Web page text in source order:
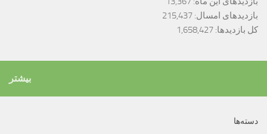
بازدیدهای امسال: 215,437
کل بازدیدها: 1,658,427
بیشتر
دسته‌ها